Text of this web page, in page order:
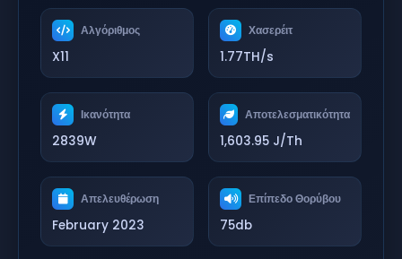
Αλγόριθμος
X11
Χασερέιτ
1.77TH/s
Ικανότητα
2839W
Αποτελεσματικότητα
1,603.95 J/Th
Απελευθέρωση
February 2023
Επίπεδο Θορύβου
75db